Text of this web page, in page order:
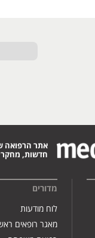
אתר הרפואה
חדשות,
מדורים
לוח מודעות
מאגר רופאים